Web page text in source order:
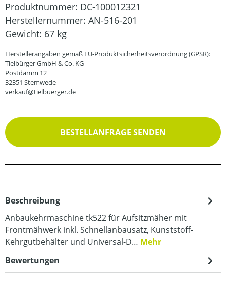
Produktnummer: DC-100012321
Herstellernummer: AN-516-201
Gewicht: 67 kg
Herstellerangaben gemäß EU-Produktsicherheitsverordnung (GPSR):
Tielbürger GmbH & Co. KG
Postdamm 12
32351 Stemwede
verkauf@tielbuerger.de
BESTELLANFRAGE SENDEN
Beschreibung
Anbaukehrmaschine tk522 für Aufsitzmäher mit
Frontmähwerk inkl. Schnellanbausatz, Kunststoff-
Kehrgutbehälter und Universal-D… Mehr
Bewertungen